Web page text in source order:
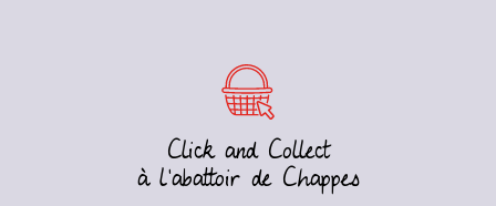
Click and Collect
à l’abattoir de Chappes